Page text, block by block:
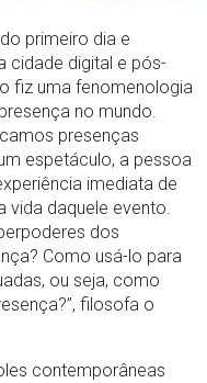
primeiro dia e
cidade digital e pós-
fiz uma fenomenologia
no mundo.
presenças
espetáculo, a pessoa
imediata de
vida daquele evento.
dos
Como usá-lo para
ou seja, como
filosofa o
contemporâneas